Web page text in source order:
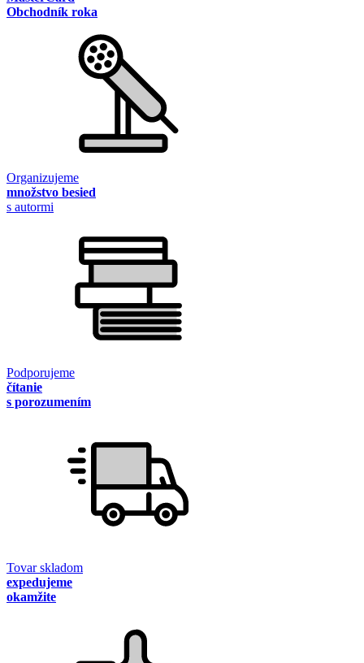
Obchodník roka
Organizujeme
množstvo besied
s autormi
Podporujeme
čítanie
s porozumením
Tovar skladom
expedujeme
okamžite